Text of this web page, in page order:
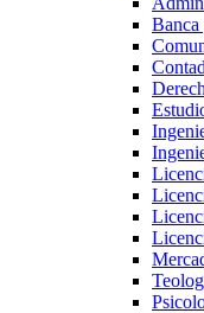
Banca